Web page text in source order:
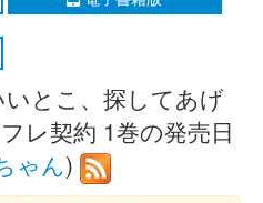
とこ、探してあげ
レ契約 1巻の発売日
ゃん)